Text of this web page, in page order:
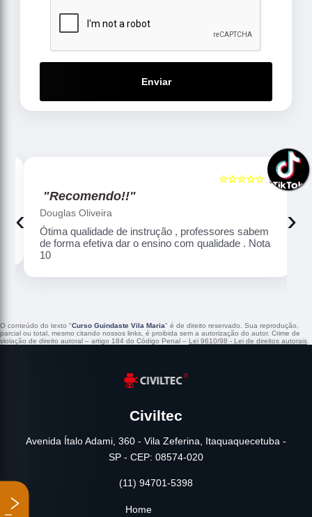
Enviar
5
☆☆☆☆☆
"Recomendo!!"
Douglas Oliveira
Ótima qualidade de instrução , professores sabem
de forma efetiva dar o ensino com qualidade . Nota
10
‹ ›
O conteúdo do texto "Curso Guindaste Vila Maria" é de direito reservado. Sua reprodução,
parcial ou total, mesmo citando nossos links, é proibida sem a autorização do autor. Crime de
violação de direito autoral – artigo 184 do Código Penal – Lei 9610/98 - Lei de direitos autorais.
Civiltec
Avenida Ítalo Adami, 360 - Vila Zeferina, Itaquaquecetuba -
SP - CEP: 08574-020
(11) 94701-5398
Home